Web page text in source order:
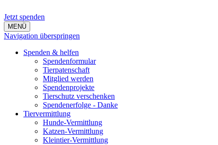
Jetzt spenden
MENÜ
Navigation überspringen
Spenden & helfen
Spendenformular
Tierpatenschaft
Mitglied werden
Spendenprojekte
Tierschutz verschenken
Spendenerfolge - Danke
Tiervermittlung
Hunde-Vermittlung
Katzen-Vermittlung
Kleintier-Vermittlung